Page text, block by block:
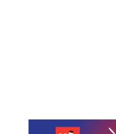
Vietjet mở đường bay